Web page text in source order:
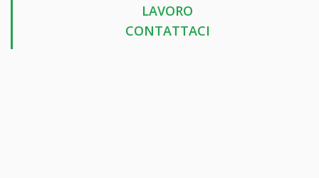
LAVORO
CONTATTACI